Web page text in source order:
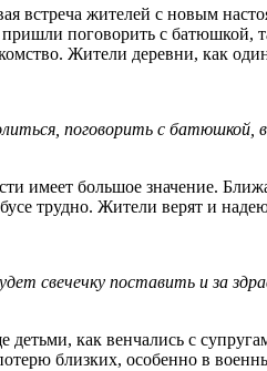
встреча жителей с новым
поговорить с батюшкой,
Жители деревни, как
поговорить с батюшкой,
имеет большое значение.
трудно. Жители верят и
свечечку поставить и за
как венчались с
близких, особенно в